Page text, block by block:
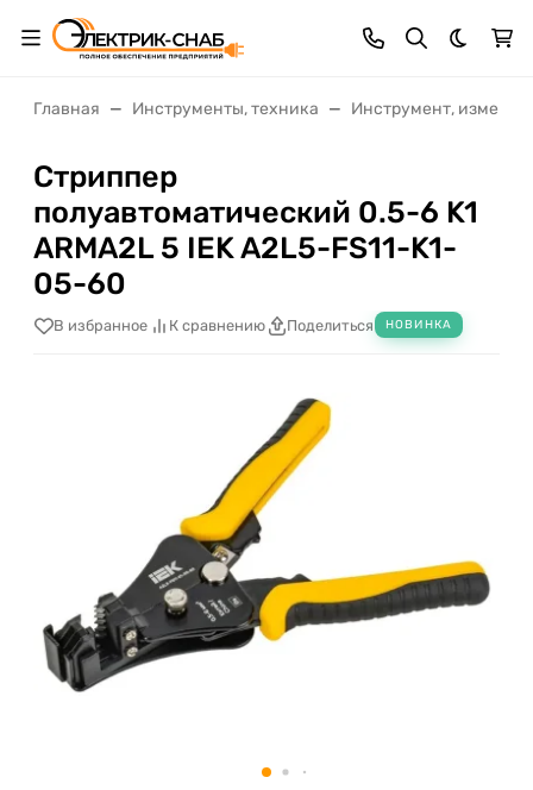
Темная
Главная Инструменты, техника Инструмент,
Стриппер
полуавтоматический 0.5-6 K1
ARMA2L 5 IEK A2L5-FS11-K1-
05-60
В избранное К сравнению Поделиться НОВИНКА